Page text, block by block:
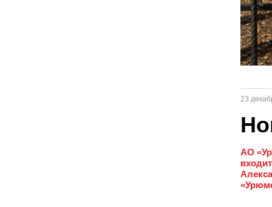
23
АО